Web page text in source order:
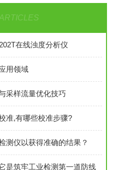
在线浊度分析仪
用领域
采样流量优化技巧
准,有哪些校准步骤?
测仪以获得准确的结果？
是筑牢工业检测第一道防线